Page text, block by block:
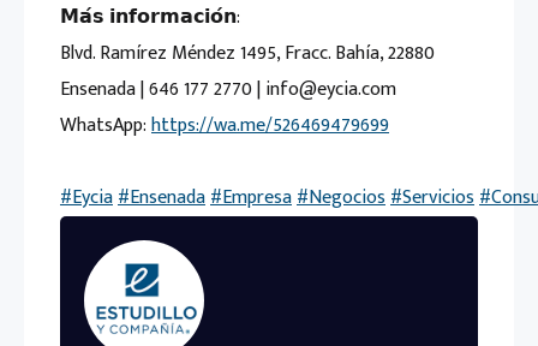
𝗠𝗮́𝘀 𝗶𝗻𝗳𝗼𝗿𝗺𝗮𝗰𝗶𝗼́𝗻:
Blvd. Ramírez Méndez 1495, Fracc. Bahía, 22880
Ensenada | 646 177 2770 | info@eycia.com
WhatsApp:https://wa.me/526469479699
#Eycia#Ensenada#Empresa#Negocios#Servicios